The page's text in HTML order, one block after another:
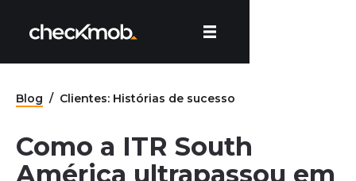
Blog / Clientes: Histórias de sucesso
Como a ITR South
América ultrapassou em